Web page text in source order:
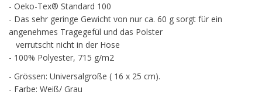
- Oeko-Tex® Standard 100
- Das sehr geringe Gewicht von nur ca. 60 g sorgt für ein
angenehmes Tragegefül und das Polster
verrutscht nicht in der Hose
- 100% Polyester, 715 g/m2
- Grössen: Universalgroße ( 16 x 25 cm).
- Farbe: Weiß/ Grau